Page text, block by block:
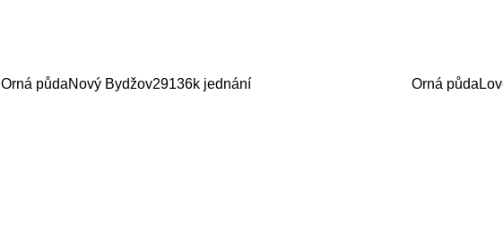
Orná půdaNový Bydžov29136k jednání Orná půda